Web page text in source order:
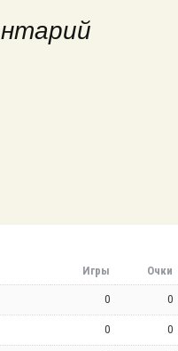
Игры Очки
0 0
0 0